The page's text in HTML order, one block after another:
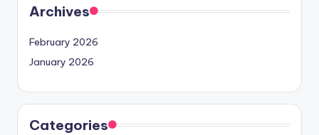
Archives
February 2026
January 2026
Categories